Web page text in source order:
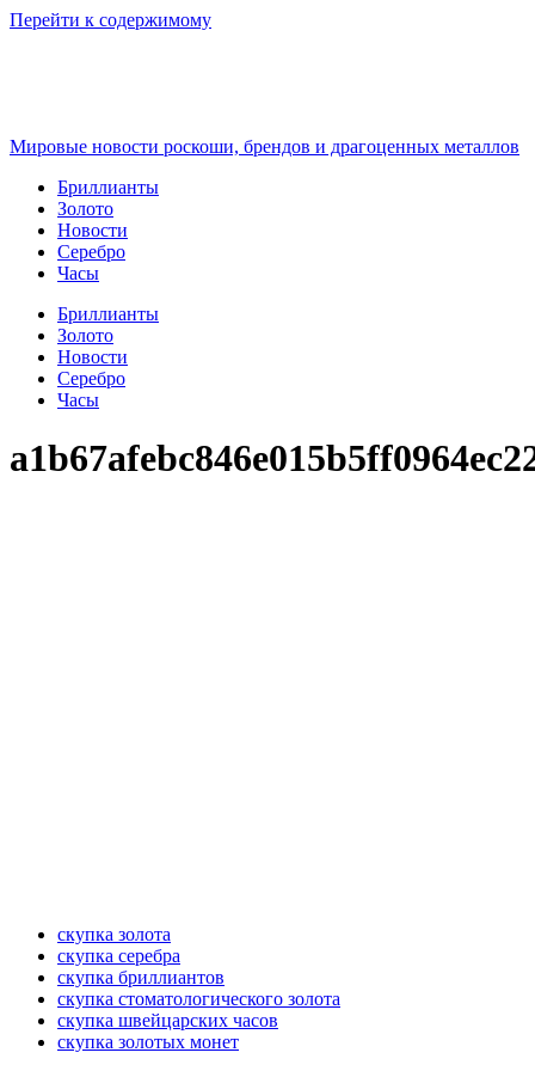
Перейти к содержимому
Мировые новости роскоши, брендов и драгоценных металлов
Бриллианты
Золото
Новости
Серебро
Часы
Бриллианты
Золото
Новости
Серебро
Часы
скупка золота
скупка серебра
скупка бриллиантов
скупка стоматологического золота
скупка швейцарских часов
скупка золотых монет